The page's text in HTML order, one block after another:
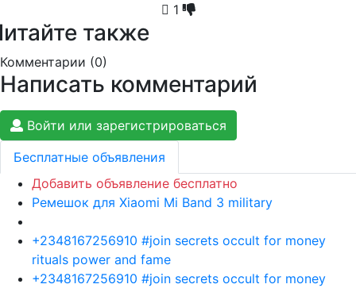
1
также
Комментарии (0)
Написать комментарий
Войти или зарегистрироваться
Бесплатные объявления
Добавить объявление бесплатно
Ремешок для Xiaomi Mi Band 3 military
+2348167256910 #join secrets occult for money
rituals power and fame
+2348167256910 #join secrets occult for money